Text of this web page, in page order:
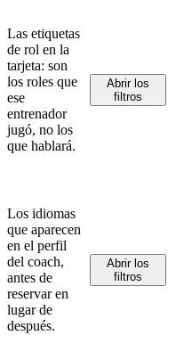
Las etiquetas
de rol en la
tarjeta: son
los roles que
ese
entrenador
jugó, no los
que hablará.
Abrir los
filtros
Los idiomas
que aparecen
en el perfil
del coach,
antes de
reservar en
lugar de
después.
Abrir los
filtros